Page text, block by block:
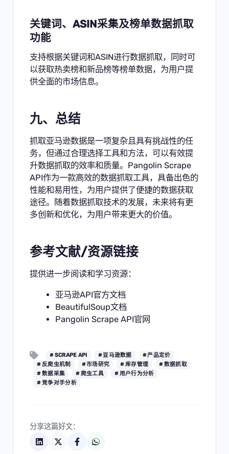
关键词、ASIN采集及榜单数据抓取
功能
支持根据关键词和ASIN进行数据抓取，同时可
以获取热卖榜和新品榜等榜单数据，为用户提
供全面的市场信息。
九、总结
抓取亚马逊数据是一项复杂且具有挑战性的任
务，但通过合理选择工具和方法，可以有效提
升数据抓取的效率和质量。Pangolin Scrape
API作为一款高效的数据抓取工具，具备出色的
性能和易用性，为用户提供了便捷的数据获取
途径。随着数据抓取技术的发展，未来将有更
多创新和优化，为用户带来更大的价值。
参考文献/资源链接
提供进一步阅读和学习资源：
亚马逊API官方文档
BeautifulSoup文档
Pangolin Scrape API官网
# SCRAPE API # 亚马逊数据
# 产品定价
# 反爬虫机制
# 市场研究 # 库存管理
# 数据抓取
# 数据采集
# 爬虫工具
# 用户行为分析
# 竞争对手分析
分享这篇好文：